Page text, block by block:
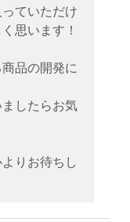
ていただけ
思います！
品の開発に
したらお気
りお待ちし